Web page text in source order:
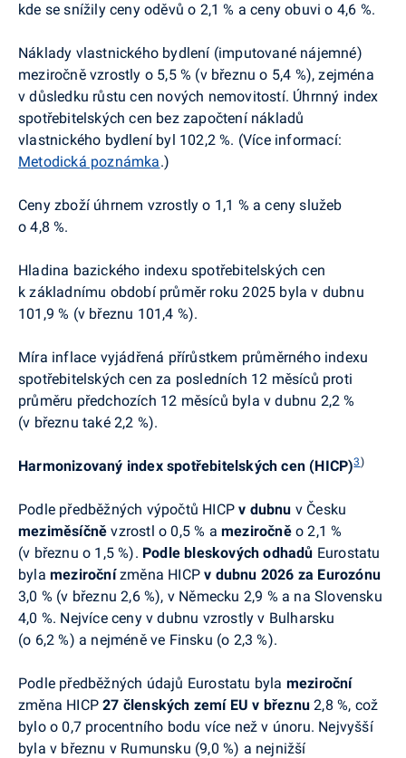
kde se snížily ceny oděvů o 2,1 % a ceny obuvi o 4,6 %.
Náklady vlastnického bydlení (imputované nájemné)
meziročně vzrostly o 5,5 % (v březnu o 5,4 %),zejména
v důsledku růstu cen nových nemovitostí. Úhrnný index
spotřebitelských cen bez započtení nákladů
vlastnického bydlení byl 102,2 %. (Více informací:
Metodická poznámka.)
Ceny zboží úhrnem vzrostly o 1,1 % a ceny služeb
o 4,8 %.
Hladina bazického indexu spotřebitelských cen
k základnímu období průměr roku 2025 byla v dubnu
101,9 % (v březnu 101,4 %).
Míra inflace vyjádřená přírůstkem průměrného indexu
spotřebitelských cen za posledních 12 měsíců proti
průměru předchozích 12 měsíců byla v dubnu 2,2 %
(v březnu také 2,2 %).
Harmonizovaný index spotřebitelských cen (HICP)3)
Podle předběžných výpočtů HICPv dubnu v Česku
meziměsíčně vzrostl o 0,5 % ameziročněo 2,1 %
(v březnu o 1,5 %). Podle bleskových odhadů Eurostatu
byla meziročnízměna HICPv dubnu 2026 za Eurozónu
3,0 % (v březnu 2,6 %), v Německu 2,9 % a na Slovensku
4,0 %. Nejvíce ceny v dubnu vzrostly v Bulharsku
(o 6,2 %) a nejméně ve Finsku (o 2,3 %).
Podle předběžných údajů Eurostatu byla meziroční
změna HICP27 členských zemí EUv březnu 2,8 %, což
bylo o 0,7 procentního bodu více než v únoru. Nejvyšší
byla v březnu v Rumunsku (9,0 %) a nejnižší